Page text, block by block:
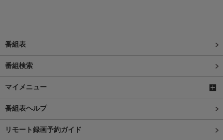
番組表
番組検索
マイメニュー
番組表ヘルプ
リモート録画予約ガイド